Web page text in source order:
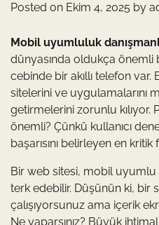
Posted on Ekim 4, 2025 by
Mobil uyumluluk
dünyasında oldukça önemli
cebinde bir akıllı telefon
sitelerini ve uygulamalarını
getirmelerini zorunlu kılıyor.
önemli? Çünkü kullanıcı
başarısını belirleyen en
Bir web sitesi, mobil uyumlu
terk edebilir. Düşünün ki, bir
çalışıyorsunuz ama içerik
Ne yaparsınız? Büyük